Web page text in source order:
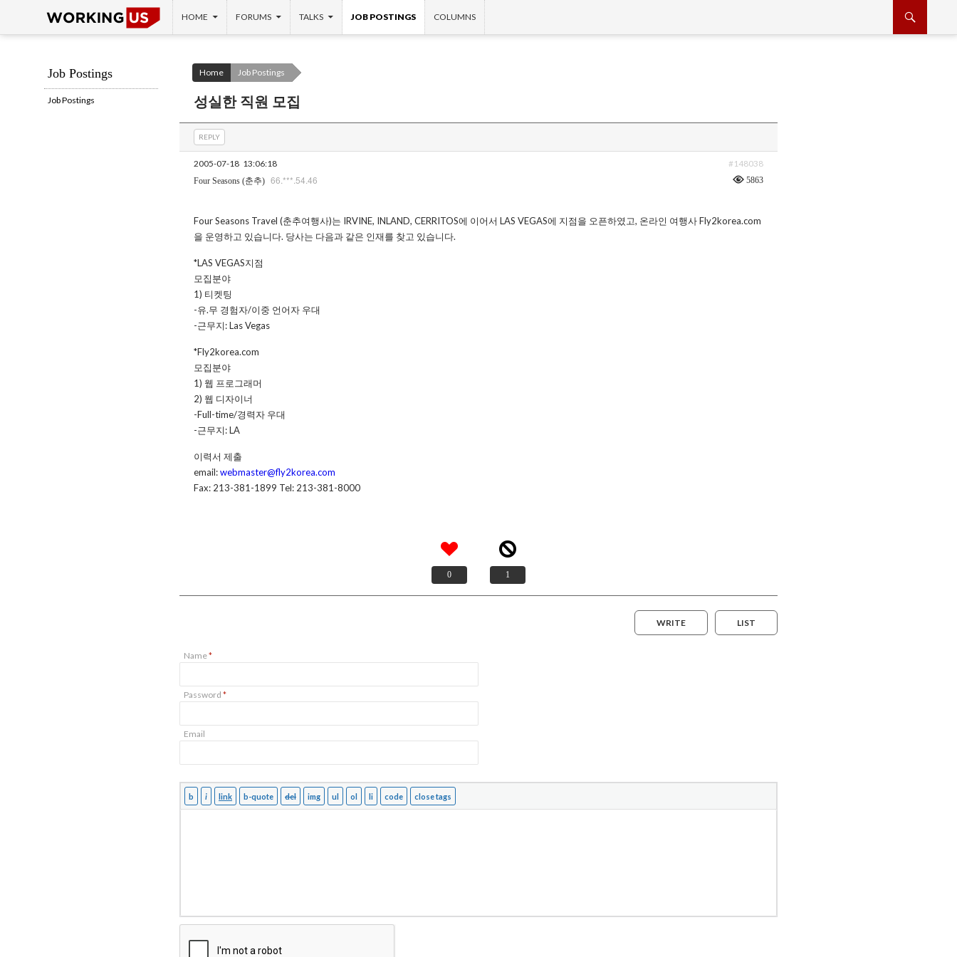
SKIP TO CONTENT
HOME FORUMS TALKS JOB POSTINGS COLUMNS
Home Job Postings
성실한 직원 모집
REPLY
2005-07-18 13:06:18 #148038
Four Seasons (춘추) 66.***.54.46 5863
Four Seasons Travel (춘추여행사)는 IRVINE, INLAND, CERRITOS에 이어서 LAS VEGAS에 지점을 오픈하였고, 온라인 여행사 Fly2korea.com
을 운영하고 있습니다. 당사는 다음과 같은 인재를 찾고 있습니다.
*LAS VEGAS지점
모집분야
1) 티켓팅
-유.무 경험자/이중 언어자 우대
-근무지: Las Vegas
*Fly2korea.com
모집분야
1) 웹 프로그래머
2) 웹 디자이너
-Full-time/경력자 우대
-근무지: LA
이력서 제출
email:webmaster@fly2korea.com
Fax: 213-381-1899 Tel: 213-381-8000
0 1
LIST
WRITE
Name*
Password *
Email
Job Postings
Job Postings